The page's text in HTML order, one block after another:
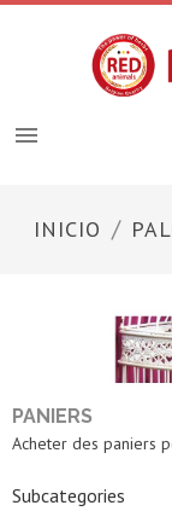

INICIO
PANIERS
Acheter des paniers
Subcategories